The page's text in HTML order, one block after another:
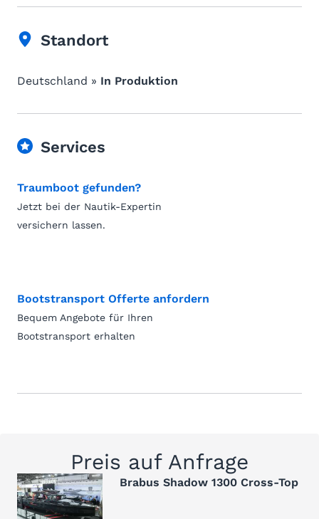
Standort
Deutschland » In Produktion
Services
Traumboot gefunden?
Jetzt bei der Nautik-Expertin
versichern lassen.
Bootstransport Offerte anfordern
Bequem Angebote für Ihren
Bootstransport erhalten
Preis auf Anfrage
Brabus Shadow 1300 Cross-Top